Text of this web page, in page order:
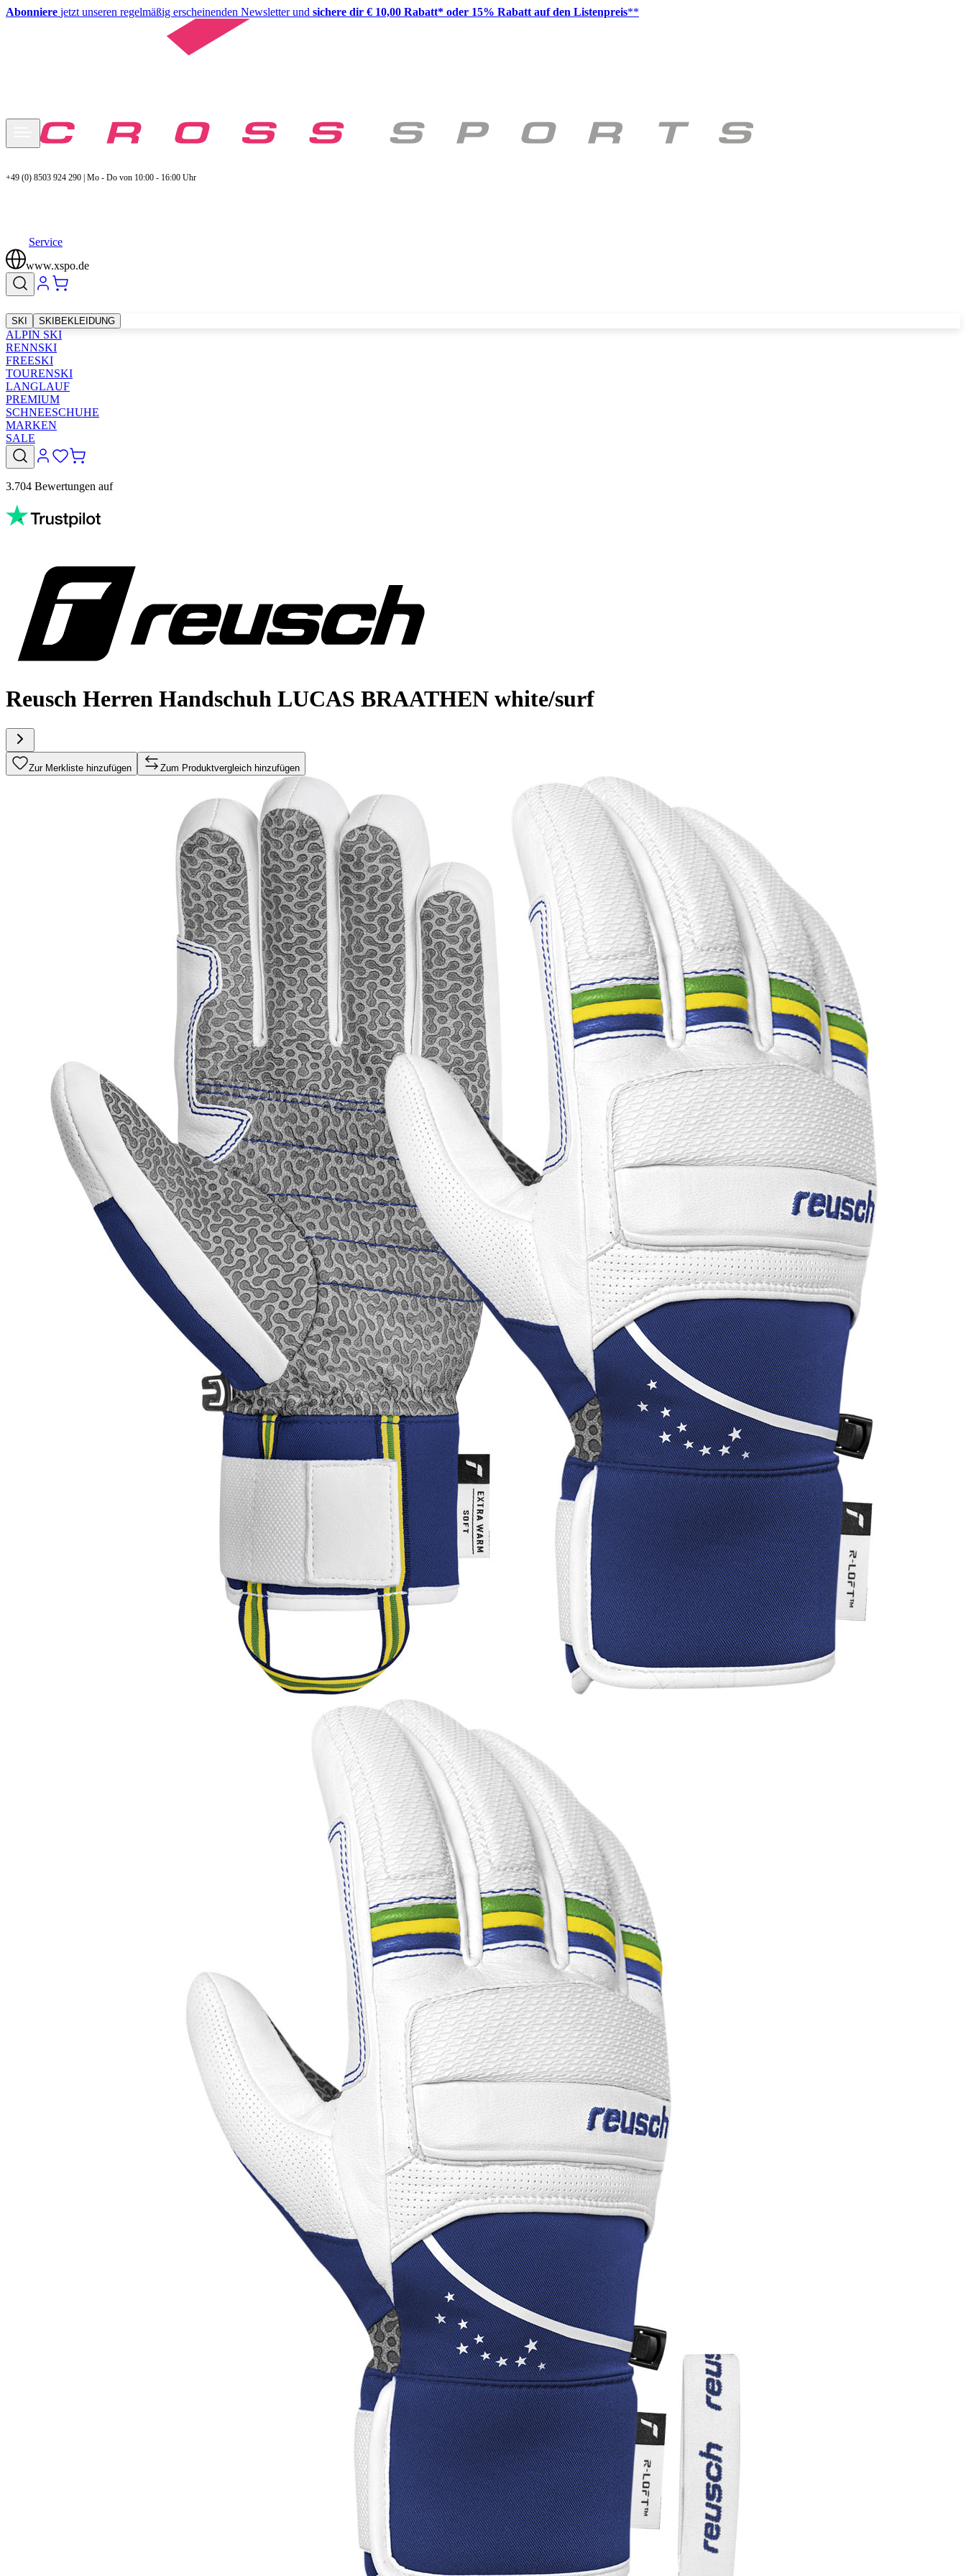
Abonniere jetzt unseren regelmäßig erscheinenden Newsletter und sichere dir € 10,00 Rabatt* oder 15% Rabatt auf den Listenpreis**
+49 (0) 8503 924 290 | Mo - Do von 10:00 - 16:00 Uhr
Service
www.xspo.de
SKI SKIBEKLEIDUNG
ALPIN SKI
RENNSKI
FREESKI
TOURENSKI
LANGLAUF
PREMIUM
SCHNEESCHUHE
MARKEN
SALE
3.704 Bewertungen auf
Reusch Herren Handschuh LUCAS BRAATHEN white/surf
Zur Merkliste hinzufügen Zum Produktvergleich hinzufügen